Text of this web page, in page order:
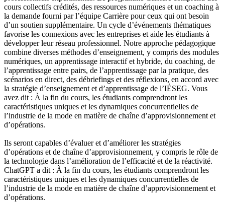
cours collectifs crédités, des ressources numériques et un coaching à
la demande fourni par l’équipe Carrière pour ceux qui ont besoin
d’un soutien supplémentaire. Un cycle d’événements thématiques
favorise les connexions avec les entreprises et aide les étudiants à
développer leur réseau professionnel. Notre approche pédagogique
combine diverses méthodes d’enseignement, y compris des modules
numériques, un apprentissage interactif et hybride, du coaching, de
l’apprentissage entre pairs, de l’apprentissage par la pratique, des
scénarios en direct, des débriefings et des réflexions, en accord avec
la stratégie d’enseignement et d’apprentissage de l’IÉSEG. Vous
avez dit : À la fin du cours, les étudiants comprendront les
caractéristiques uniques et les dynamiques concurrentielles de
l’industrie de la mode en matière de chaîne d’approvisionnement et
d’opérations.
Ils seront capables d’évaluer et d’améliorer les stratégies
d’opérations et de chaîne d’approvisionnement, y compris le rôle de
la technologie dans l’amélioration de l’efficacité et de la réactivité.
ChatGPT a dit : À la fin du cours, les étudiants comprendront les
caractéristiques uniques et les dynamiques concurrentielles de
l’industrie de la mode en matière de chaîne d’approvisionnement et
d’opérations.